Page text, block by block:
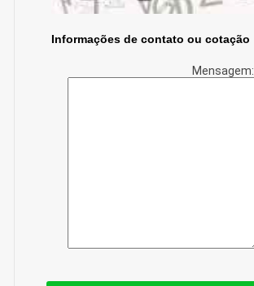
Informações de contato ou cotação
Mensagem: